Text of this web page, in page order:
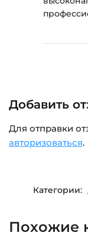
Добавить
Для отправки
авторизоваться.
Категории:
Похожие